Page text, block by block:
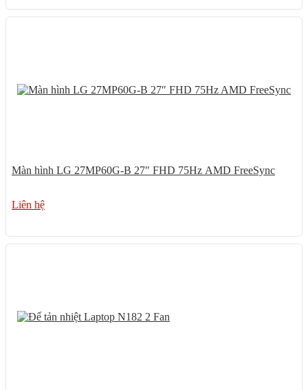
Màn hình LG 27MP60G-B 27″ FHD 75Hz AMD FreeSync
Liên hệ